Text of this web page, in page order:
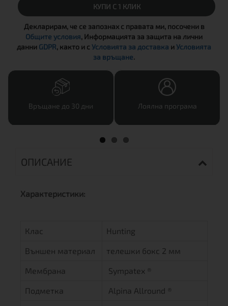
КУПИ С 1 КЛИК
Декларирам, че се запознах с правата ми, посочени в
Общите условия, Информацията за защита на лични
данни GDPR, както и сУсловията за доставка иУсловията
за връщане.
Връщане до 30 дни Лоялна програма
ОПИСАНИЕ
Характеристики:
Клас Hunting
Външен материал телешки бокс 2 мм
Мембрана Sympatex ®
Подметка Alpina Allround ®